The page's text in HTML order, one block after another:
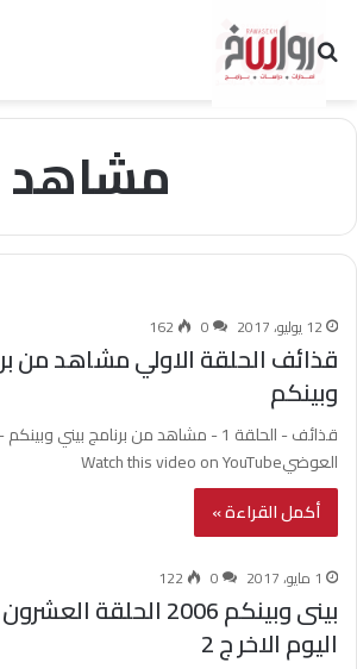
بحث عن
مشاهد
12 يوليو، 2017 0
162
قذائف الحلقة الاولي مشاهد من
وبينكم
قذائف - الحلقة 1 - مشاهد من برنامج بيني
العوضيWatch this video on YouTube
أكمل القراءة »
1 مايو، 2017 0
122
بينى وبينكم 2006
اليوم الاخر ج 2